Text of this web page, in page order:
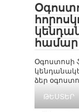
Օգոստոսի
ձեր
ԹԵՍՏԵՐ